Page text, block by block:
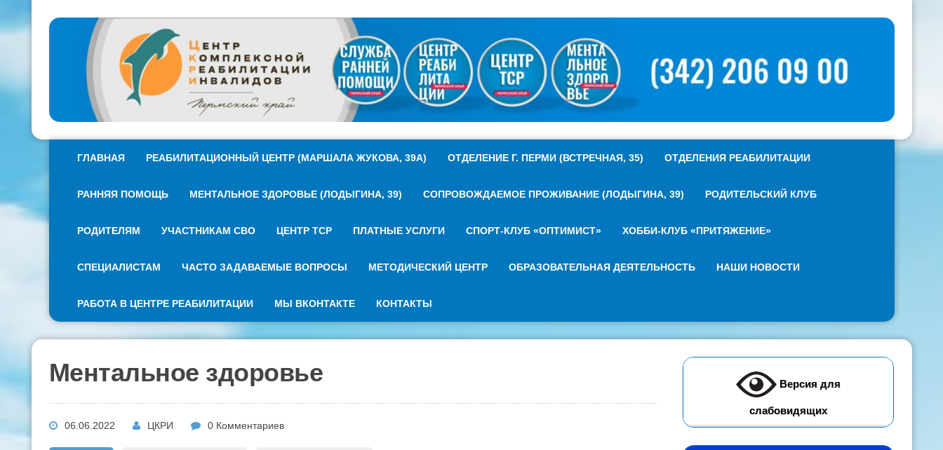
ГЛАВНАЯ РЕАБИЛИТАЦИОННЫЙ ЦЕНТР (МАРШАЛА ЖУКОВА, 39А) ОТДЕЛЕНИЕ Г. ПЕРМИ (ВСТРЕЧНАЯ, 35) ОТДЕЛЕНИЯ РЕАБИЛИТАЦИИ
РАННЯЯ ПОМОЩЬ МЕНТАЛЬНОЕ ЗДОРОВЬЕ (ЛОДЫГИНА, 39) СОПРОВОЖДАЕМОЕ ПРОЖИВАНИЕ (ЛОДЫГИНА, 39) РОДИТЕЛЬСКИЙ КЛУБ
РОДИТЕЛЯМ УЧАСТНИКАМ СВО ЦЕНТР ТСР ПЛАТНЫЕ УСЛУГИ СПОРТ-КЛУБ «ОПТИМИСТ» ХОББИ-КЛУБ «ПРИТЯЖЕНИЕ»
СПЕЦИАЛИСТАМ ЧАСТО ЗАДАВАЕМЫЕ ВОПРОСЫ МЕТОДИЧЕСКИЙ ЦЕНТР ОБРАЗОВАТЕЛЬНАЯ ДЕЯТЕЛЬНОСТЬ НАШИ НОВОСТИ
РАБОТА В ЦЕНТРЕ РЕАБИЛИТАЦИИ МЫ ВКОНТАКТЕ КОНТАКТЫ
Ментальное здоровье
06.06.2022 ЦКРИ 0 Комментариев
Версия для
слабовидящих